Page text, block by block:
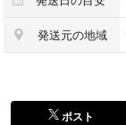
発送元の地域
ポスト